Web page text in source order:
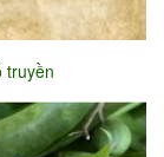
truyền